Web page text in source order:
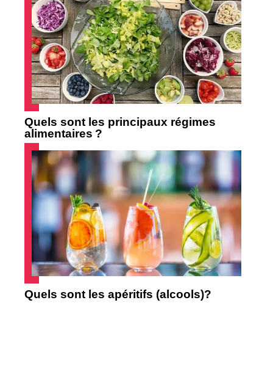
Quels sont les principaux régimes
alimentaires ?
Quels sont les apéritifs (alcools)?